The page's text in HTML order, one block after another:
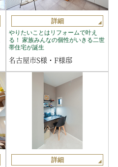
詳細
やりたいことはリフォームで叶え
る！ 家族みんなの個性がいきる二世
帯住宅が誕生
名古屋市S様・F様邸
詳細